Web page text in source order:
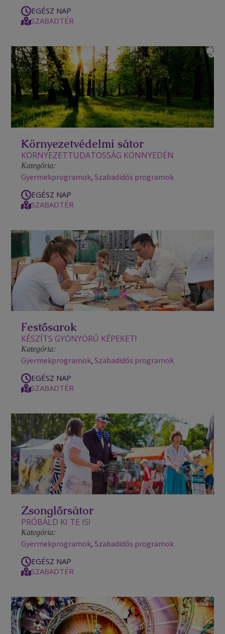
EGÉSZ NAP
SZABADTÉR
Környezetvédelmi sátor
KÖRNYEZETTUDATOSSÁG KÖNNYEDÉN
Kategória:
Gyermekprogramok,Szabadidős programok
EGÉSZ NAP
SZABADTÉR
Festősarok
KÉSZÍTS GYÖNYÖRŰ KÉPEKET!
Kategória:
Gyermekprogramok,Szabadidős programok
EGÉSZ NAP
SZABADTÉR
Zsonglőrsátor
PRÓBÁLD KI TE IS!
Kategória:
Gyermekprogramok,Szabadidős programok
EGÉSZ NAP
SZABADTÉR